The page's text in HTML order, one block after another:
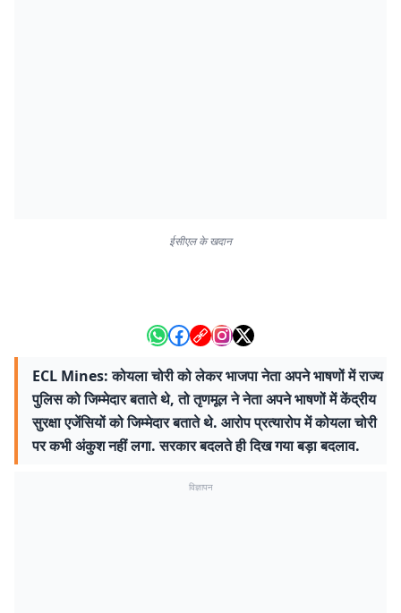
ईसीएल के खदान
ECL Mines: कोयला चोरी को लेकर भाजपा नेता अपने भाषणों में राज्य
पुलिस को जिम्मेदार बताते थे, तो तृणमूल ने नेता अपने भाषणों में केंद्रीय
सुरक्षा एजेंसियों को जिम्मेदार बताते थे. आरोप प्रत्यारोप में कोयला चोरी
पर कभी अंकुश नहीं लगा. सरकार बदलते ही दिख गया बड़ा बदलाव.
विज्ञापन